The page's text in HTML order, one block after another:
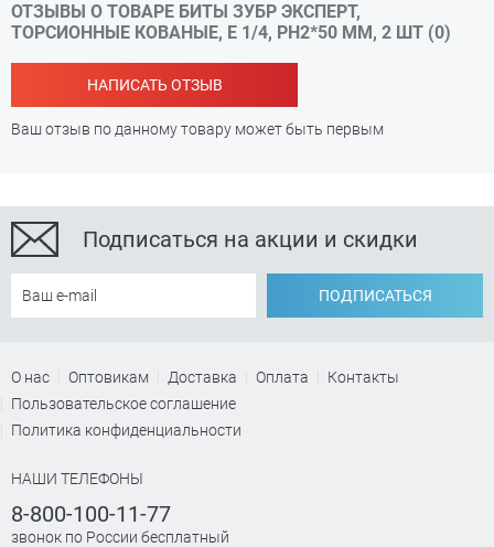
ОТЗЫВЫ О ТОВАРЕ БИТЫ ЗУБР ЭКСПЕРТ,
ТОРСИОННЫЕ КОВАНЫЕ, E 1/4, PH2*50 ММ, 2 ШТ (0)
НАПИСАТЬ ОТЗЫВ
Ваш отзыв по данному товару может быть первым
Подписаться на акции и скидки
ПОДПИСАТЬСЯ
О нас Оптовикам Доставка Оплата
Контакты
Пользовательское соглашение
Политика конфиденциальности
НАШИ ТЕЛЕФОНЫ
8-800-100-11-77
звонок по России бесплатный